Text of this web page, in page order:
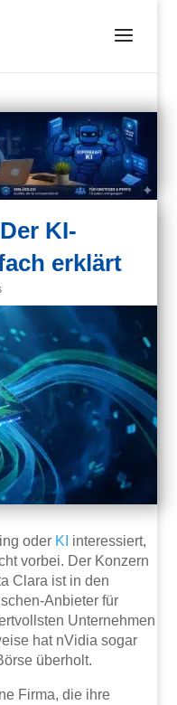
KI-
erklärt
oder KI interessiert,
vorbei. Der Konzern
Clara ist in den
Anbieter für
Unternehmen
hat nVidia sogar
überholt.
Firma, die ihre